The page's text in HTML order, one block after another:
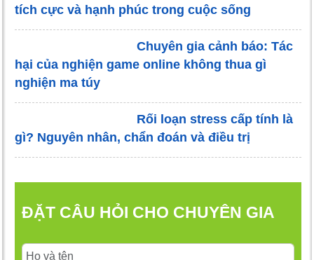
tích cực và hạnh phúc trong cuộc sống
Chuyên gia cảnh báo: Tác
hại của nghiện game online không thua gì
nghiện ma túy
Rối loạn stress cấp tính là
gì? Nguyên nhân, chẩn đoán và điều trị
ĐẶT CÂU HỎI CHO CHUYÊN GIA